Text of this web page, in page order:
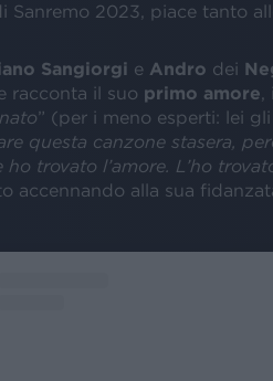
Sanremo 2023, piace tanto
Sangiorgi e Andro dei
racconta il suo primo amore
” (per i meno esperti: lei
questa canzone stasera,
ho trovato l’amore. L’ho
accennando alla sua